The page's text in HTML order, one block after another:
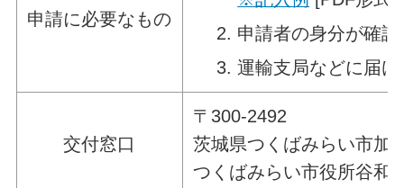
申請に必要なもの
申請者の身分が確
運輸支局などに届
交付窓口
〒300-2492
茨城県つくばみらい市加
つくばみらい市役所谷和